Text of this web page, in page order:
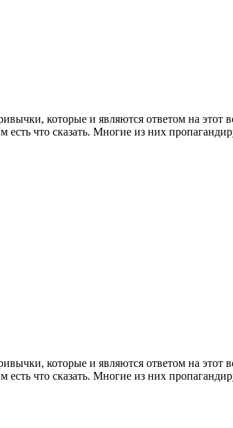
которые и являются ответом на этот
что сказать. Многие из них
которые и являются ответом на этот
что сказать. Многие из них